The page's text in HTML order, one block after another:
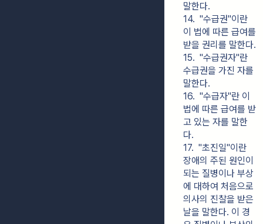
말한다.
14.  "수급권"이란
이 법에 따른 급여를
받을 권리를 말한다.
15.  "수급권자"란
수급권을 가진 자를
말한다.
16.  "수급자"란 이
법에 따른 급여를 받
고 있는 자를 말한
다.
17.  "초진일"이란
장애의 주된 원인이
되는 질병이나 부상
에 대하여 처음으로
의사의 진찰을 받은
날을 말한다. 이 경